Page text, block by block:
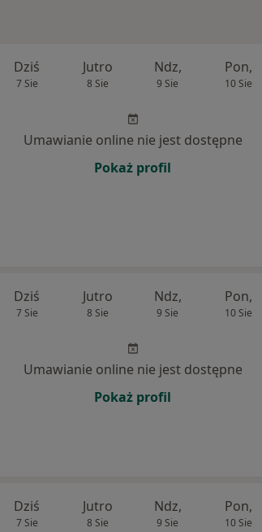
Dziś
7 Sie
Jutro
8 Sie
Ndz,
9 Sie
Pon,
10 Sie
Umawianie online nie jest dostępne
Pokaż profil
Dziś
7 Sie
Jutro
8 Sie
Ndz,
9 Sie
Pon,
10 Sie
Umawianie online nie jest dostępne
Pokaż profil
Dziś
7 Sie
Jutro
8 Sie
Ndz,
9 Sie
Pon,
10 Sie